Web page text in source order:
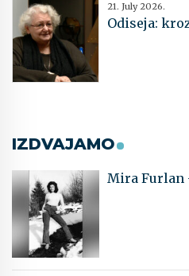
21. July 2026.
Odiseja:
IZDVAJAMO
Mira